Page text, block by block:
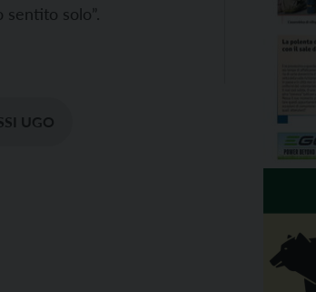
solo”.
UGO